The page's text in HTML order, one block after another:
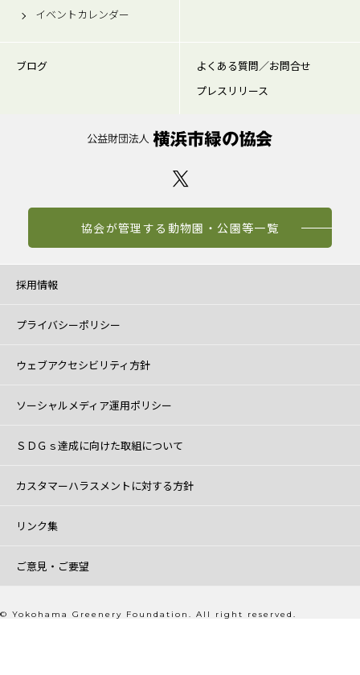
イベントカレンダー
ブログ
よくある質問／お問合せ
プレスリリース
協会が管理する動物園・公園等一覧
採用情報
プライバシーポリシー
ウェブアクセシビリティ方針
ソーシャルメディア運用ポリシー
ＳＤＧｓ達成に向けた取組について
カスタマーハラスメントに対する方針
リンク集
ご意見・ご要望
© Yokohama Greenery Foundation. All right reserved.